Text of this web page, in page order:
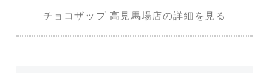
チョコザップ 高見馬場店の詳細を見る